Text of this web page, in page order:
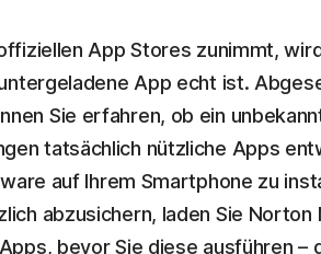
App Stores zunimmt,
App echt ist.
Sie erfahren, ob ein
tatsächlich nützliche Apps
auf Ihrem Smartphone zu
abzusichern, laden Sie Norton
bevor Sie diese ausführen –